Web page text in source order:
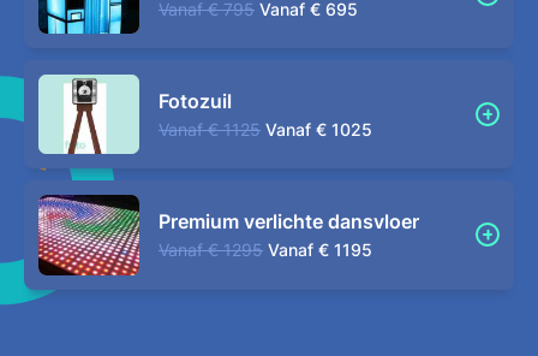
Vanaf € 795 Vanaf € 695
Fotozuil
Vanaf € 1125 Vanaf € 1025
Premium verlichte dansvloer
Vanaf € 1295 Vanaf € 1195